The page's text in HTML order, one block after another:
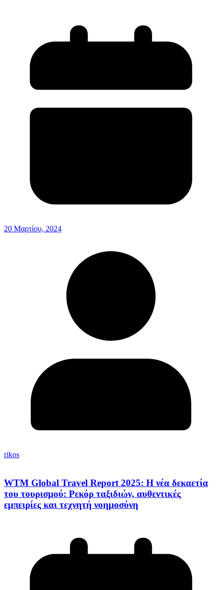
20 Μαρτίου, 2024
rikos
WTM Global Travel Report 2025: Η νέα δεκαετία
του τουρισμού: Ρεκόρ ταξιδιών, αυθεντικές
εμπειρίες και τεχνητή νοημοσύνη